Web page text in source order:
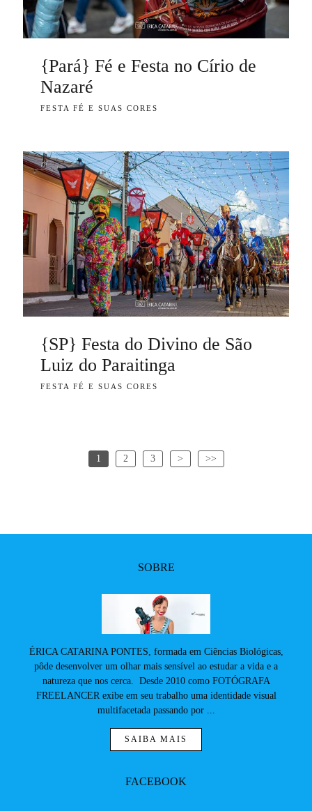
{Pará} Fé e Festa no Círio de
Nazaré
FESTA FÉ E SUAS CORES
{SP} Festa do Divino de São
Luiz do Paraitinga
FESTA FÉ E SUAS CORES
1 2 3 > >>
SOBRE
ÉRICA CATARINA PONTES, formada em Ciências Biológicas,
pôde desenvolver um olhar mais sensível ao estudar a vida e a
natureza que nos cerca. Desde 2010 como FOTÓGRAFA
FREELANCER exibe em seu trabalho uma identidade visual
multifacetada passando por ...
SAIBA MAIS
FACEBOOK